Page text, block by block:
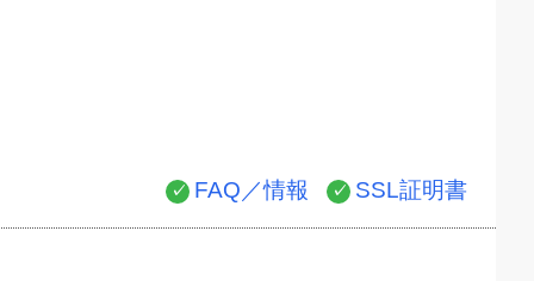
FAQ／情報 SSL証明書